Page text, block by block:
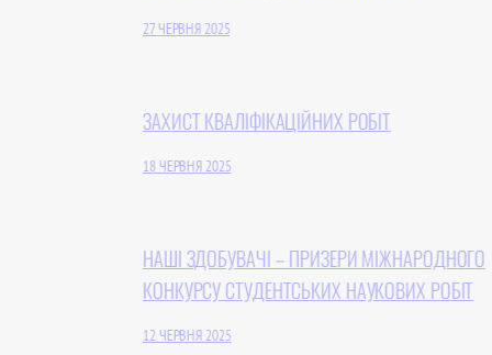
27 ЧЕРВНЯ 2025
ЗАХИСТ КВАЛІФІКАЦІЙНИХ РОБІТ
18 ЧЕРВНЯ 2025
НАШІ ЗДОБУВАЧІ – ПРИЗЕРИ МІЖНАРОДНОГО
КОНКУРСУ СТУДЕНТСЬКИХ НАУКОВИХ РОБІТ
12 ЧЕРВНЯ 2025